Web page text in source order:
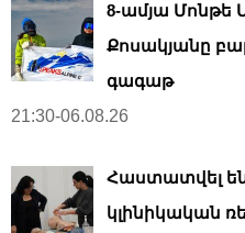
8-ամյա Մոնթե
Քոսակյանը
գագաթ
21:30-06.08.26
Հաստատվել են
կլինիկական